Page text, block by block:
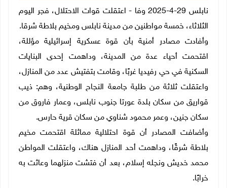
نابلس 29-4-2025 وفا - اعتقلت قوات الاحتلال، فجر اليوم
الثلاثاء، خمسة مواطنين من مدينة نابلس ومخيم بلاطة شرقا.
وأفادت مصادر أمنية بأن قوة عسكرية إسرائيلية مؤللة،
اقتحمت أحياء عدة من المدينة، وداهمت إحدى البنايات
السكنية في حي رفيديا غربًا، وقامت بتفتيش عدد من المنازل،
واعتقلت ثلاثة من طلبة جامعة النجاح الوطنية، وهم: ذيب
قواريق من سكان بلدة عورتا جنوب نابلس، وعمار فاروق من
سكان جنين، وعمر محمود شناوي من سكان قرية حارس.
وأضافت المصادر أن قوة احتلالية مماثلة اقتحمت مخيم
بلاطة شرقًا، وداهمت أحد المنازل هناك، واعتقلت المواطن
محمد خديش ونجله إسلام، بعد أن فتشت منزلهما وعاثت به
خرابًا.